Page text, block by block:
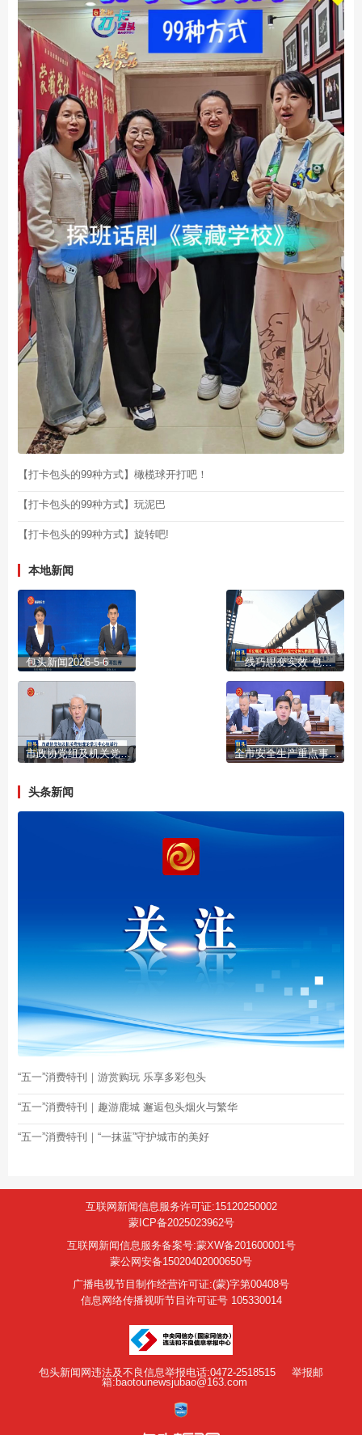
【打卡包头的99种方式】橄榄球开打吧！
【打卡包头的99种方式】玩泥巴
【打卡包头的99种方式】旋转吧!
本地新闻
包头新闻2026-5-6 一线巧思变实效 包钢“金点子”结出增收“金果子”
市政协党组及机关党组理论学习中心组举行2026年第3次集体学习会 全市安全生产重点事项部署会召开
头条新闻
“五一”消费特刊｜游赏购玩 乐享多彩包头
“五一”消费特刊｜趣游鹿城 邂逅包头烟火与繁华
“五一”消费特刊｜“一抹蓝”守护城市的美好
互联网新闻信息服务许可证:15120250002
蒙ICP备2025023962号
互联网新闻信息服务备案号:蒙XW备201600001号
蒙公网安备15020402000650号
广播电视节目制作经营许可证:(蒙)字第00408号
信息网络传播视听节目许可证号 105330014
包头新闻网违法及不良信息举报电话:0472-2518515
举报邮
箱:baotounewsjubao@163.com